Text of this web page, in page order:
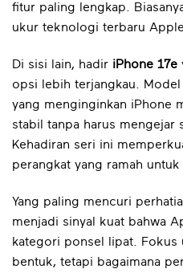
fitur paling lengkap.
ukur teknologi terbaru
Di sisi lain, hadir iPhone 17e
opsi lebih terjangkau.
yang menginginkan iPhone
stabil tanpa harus mengejar
Kehadiran seri ini
perangkat yang ramah untuk
Yang paling mencuri
menjadi sinyal kuat bahwa
kategori ponsel lipat. Fokus
bentuk, tetapi bagaimana